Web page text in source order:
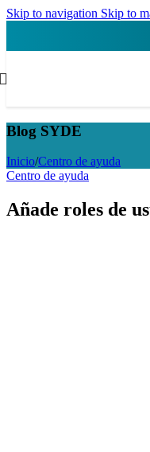
Skip to navigation Skip to
Blog SYDE
Inicio/Centro de ayuda
Centro de ayuda
Añade roles de